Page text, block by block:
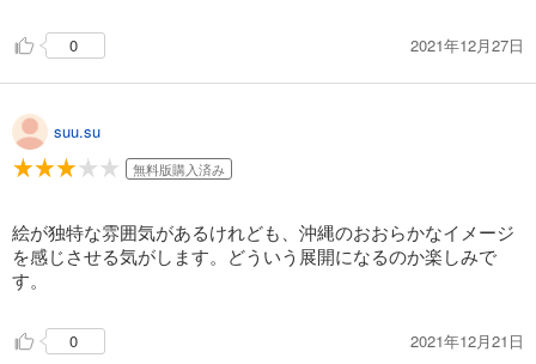
0 2021年12月27日
suu.su
無料版購入済み
絵が独特な雰囲気があるけれども、沖縄のおおらかなイメージ
を感じさせる気がします。どういう展開になるのか楽しみで
す。
0 2021年12月21日